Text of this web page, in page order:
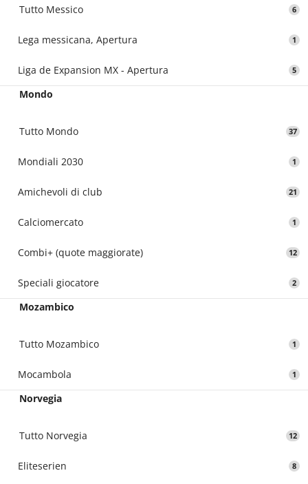
Tutto Messico 6
Lega messicana, Apertura 1
Liga de Expansion MX - Apertura 5
Mondo
Tutto Mondo 37
Mondiali 2030 1
Amichevoli di club 21
Calciomercato 1
Combi+ (quote maggiorate) 12
Speciali giocatore 2
Mozambico
Tutto Mozambico 1
Mocambola 1
Norvegia
Tutto Norvegia 12
Eliteserien 8